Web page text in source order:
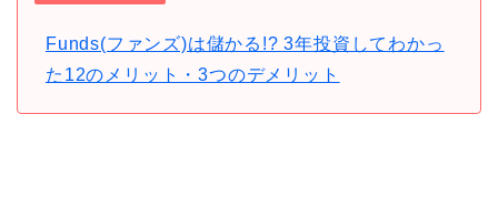
Funds(ファンズ)は儲かる!? 3年投資してわかっ
た12のメリット・3つのデメリット